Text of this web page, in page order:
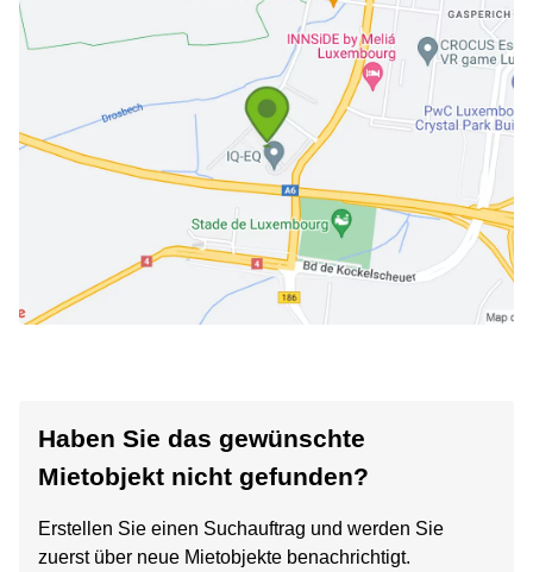
Haben Sie das gewünschte
Mietobjekt nicht gefunden?
Erstellen Sie einen Suchauftrag und werden Sie
zuerst über neue Mietobjekte benachrichtigt.